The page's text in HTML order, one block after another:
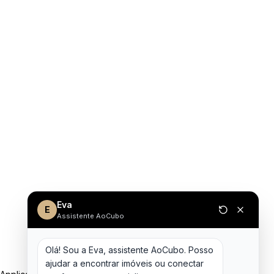
E Eva
Assistente AoCubo
Olá! Sou a Eva, assistente AoCubo. Posso
ajudar a encontrar imóveis ou conectar